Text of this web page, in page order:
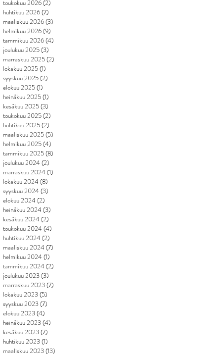
toukokuu 2026(2)
huhtikuu 2026(7)
maaliskuu 2026(3)
helmikuu 2026(9)
tammikuu 2026(4)
joulukuu 2025(3)
marraskuu 2025(2)
lokakuu 2025(1)
syyskuu 2025(2)
elokuu 2025(1)
heinäkuu 2025(1)
kesäkuu 2025(3)
toukokuu 2025(2)
huhtikuu 2025(2)
maaliskuu 2025(5)
helmikuu 2025(4)
tammikuu 2025(8)
joulukuu 2024 (2)
marraskuu 2024 (1)
lokakuu 2024 (8)
syyskuu 2024 (3)
elokuu 2024 (2)
heinäkuu 2024 (3)
kesäkuu 2024 (2)
toukokuu 2024 (4)
huhtikuu 2024 (2)
maaliskuu 2024 (7)
helmikuu 2024 (1)
tammikuu 2024 (2)
joulukuu 2023(3)
marraskuu 2023(7)
lokakuu 2023(5)
syyskuu 2023(7)
elokuu 2023(4)
heinäkuu 2023(4)
kesäkuu 2023(7)
huhtikuu 2023(1)
maaliskuu 2023(13)